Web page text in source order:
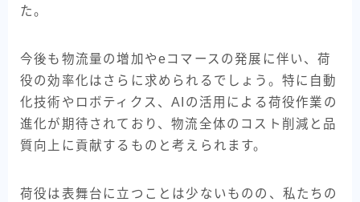
た。
今後も物流量の増加やeコマースの発展に伴い、荷
役の効率化はさらに求められるでしょう。特に自動
化技術やロボティクス、AIの活用による荷役作業の
進化が期待されており、物流全体のコスト削減と品
質向上に貢献するものと考えられます。
荷役は表舞台に立つことは少ないものの、私たちの